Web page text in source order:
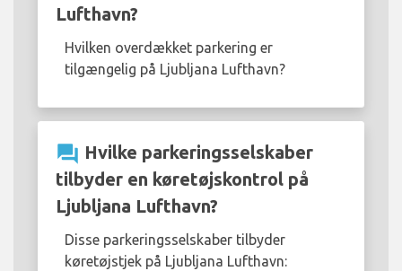
Lufthavn?
Hvilken overdækket parkering er
tilgængelig på Ljubljana Lufthavn?
question_answer Hvilke parkeringsselskaber
tilbyder en køretøjskontrol på
Ljubljana Lufthavn?
Disse parkeringsselskaber tilbyder
køretøjstjek på Ljubljana Lufthavn: